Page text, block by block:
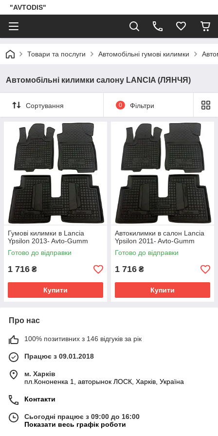
"AVTODIS"
Товари та послуги Автомобільні гумові килимки
Автомобільні килимки салону LANCIA (ЛЯНЧЯ)
Сортування 0 Фільтри
Гумові килимки в Lancia
Ypsilon 2013- Avto-Gumm
Готово до відправки
1 716 ₴
Купити
Автокилимки в салон Lancia
Ypsilon 2011- Avto-Gumm
Готово до відправки
1 716 ₴
Купити
Про нас
100% позитивних з 146 відгуків за рік
Працює з 09.01.2018
м. Харків
пл.Кононенка 1, авторынок ЛОСК, Харків, Україна
Контакти
Сьогодні працює з 09:00 до 16:00
Показати весь графік роботи